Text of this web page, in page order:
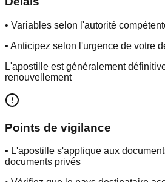
• Variables selon l'autorité
• Anticipez selon l'urgence de votre
L'apostille est généralement
renouvellement
Points de vigilance
• L'apostille s'applique aux
documents privés